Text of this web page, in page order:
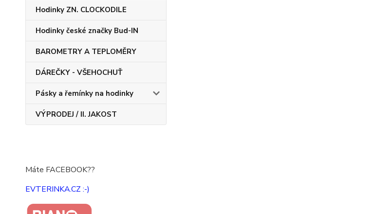
Hodinky ZN. CLOCKODILE
Hodinky české značky Bud-IN
BAROMETRY A TEPLOMĚRY
DÁREČKY - VŠEHOCHUŤ
Pásky a řemínky na hodinky
VÝPRODEJ / II. JAKOST
Máte FACEBOOK??
EVTERINKA.CZ :-)